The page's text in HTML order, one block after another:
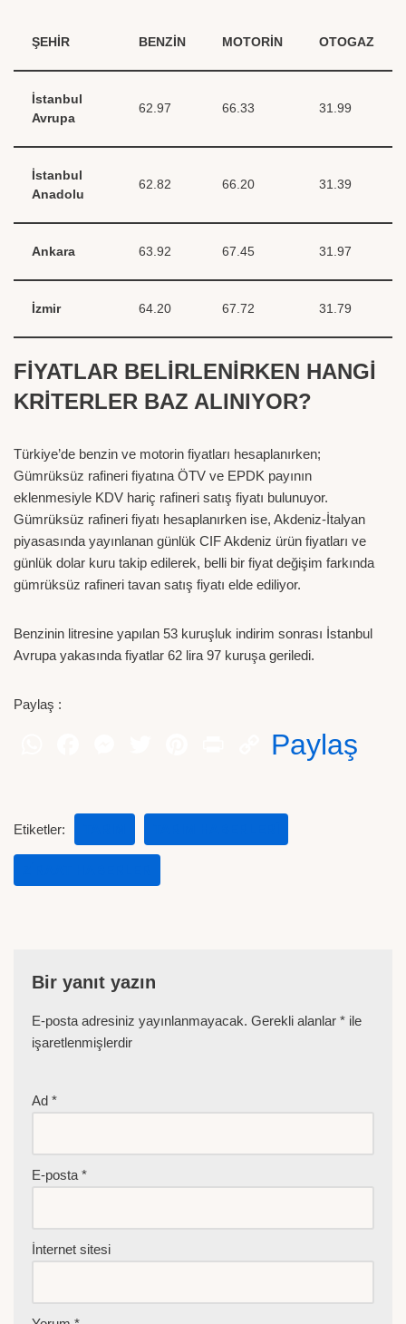
ŞEHİR BENZİN MOTORİN OTOGAZ
İstanbul
Avrupa
62.97 66.33 31.99
İstanbul
Anadolu
62.82 66.20 31.39
Ankara 63.92 67.45 31.97
İzmir 64.20 67.72 31.79
FİYATLAR BELİRLENİRKEN HANGİ
KRİTERLER BAZ ALINIYOR?
Türkiye’de benzin ve motorin fiyatları hesaplanırken;
Gümrüksüz rafineri fiyatına ÖTV ve EPDK payının
eklenmesiyle KDV hariç rafineri satış fiyatı bulunuyor.
Gümrüksüz rafineri fiyatı hesaplanırken ise, Akdeniz-İtalyan
piyasasında yayınlanan günlük CIF Akdeniz ürün fiyatları ve
günlük dolar kuru takip edilerek, belli bir fiyat değişim farkında
gümrüksüz rafineri tavan satış fiyatı elde ediliyor.
Benzinin litresine yapılan 53 kuruşluk indirim sonrası İstanbul
Avrupa yakasında fiyatlar 62 lira 97 kuruşa geriledi.
Paylaş :
Paylaş
Etiketler:
Bir yanıt yazın
E-posta adresiniz yayınlanmayacak. Gerekli alanlar * ile
işaretlenmişlerdir
Ad *
E-posta *
İnternet sitesi